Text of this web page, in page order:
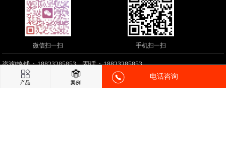
微信扫一扫 手机扫一扫
咨询热线：18823285853 固话：18823285853
邮箱：18823285853@163.com 网址：http://www.riaol.com
产品 案例
电话咨询